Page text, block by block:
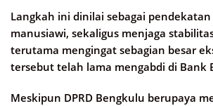
Langkah ini dinilai sebagai
manusiawi, sekaligus menjaga
terutama mengingat sebagian besar
tersebut telah lama mengabdi di Bank
Meskipun DPRD Bengkulu berupaya